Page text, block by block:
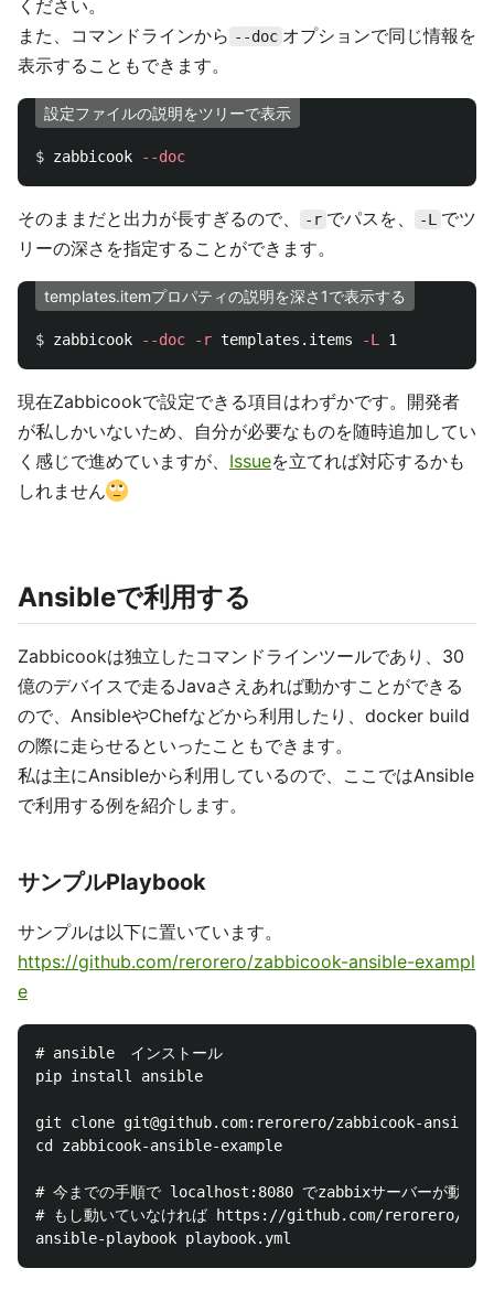
ください。
また、コマンドラインから --doc オプションで同じ情報を
表示することもできます。
設定ファイルの説明をツリーで表示
$ zabbicook --doc
そのままだと出力が長すぎるので、 -r でパスを、 -L
でツ
リーの深さを指定することができます。
templates.itemプロパティの説明を深さ1で表示する
$ zabbicook --doc -r templates.items -L
現在Zabbicookで設定できる項目はわずかです。開発者
が私しかいないため、自分が必要なものを随時追加してい
く感じで進めていますが、 Issueを立てれば対応するかも
しれません
Ansibleで利用する
Zabbicookは独立したコマンドラインツールであり、30
億のデバイスで走るJavaさえあれば動かすことができる
ので、AnsibleやChefなどから利用したり、docker build
の際に走らせるといったこともできます。
私は主にAnsibleから利用しているので、ここではAnsible
で利用する例を紹介します。
サンプルPlaybook
サンプルは以下に置いています。
https://github.com/rerorero/zabbicook-ansible-exampl
e
# ansible　インストール
pip install ansible
git clone git@github.com:rerorero/zabbicook-
cd zabbicook-ansible-example
# 今までの手順で localhost:8080 でzabbixサーバーが動いて
# もし動いていなければ https://github.com/rerorero/